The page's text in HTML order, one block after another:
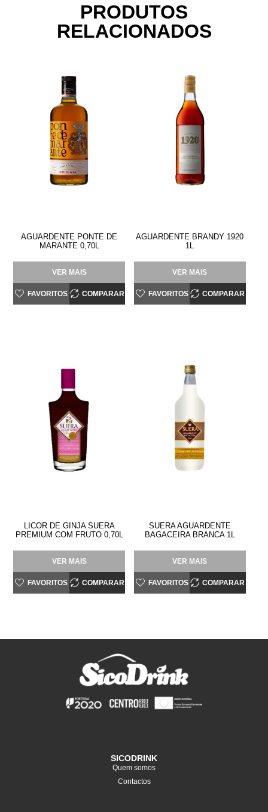
PRODUTOS
RELACIONADOS
AGUARDENTE PONTE DE
MARANTE 0,70L
VER MAIS
FAVORITOS COMPARAR
AGUARDENTE BRANDY 1920
1L
VER MAIS
FAVORITOS COMPARAR
LICOR DE GINJA SUERA
PREMIUM COM FRUTO 0,70L
VER MAIS
FAVORITOS COMPARAR
SUERA AGUARDENTE
BAGACEIRA BRANCA 1L
VER MAIS
FAVORITOS COMPARAR
SICODRINK
Quem somos
Contactos